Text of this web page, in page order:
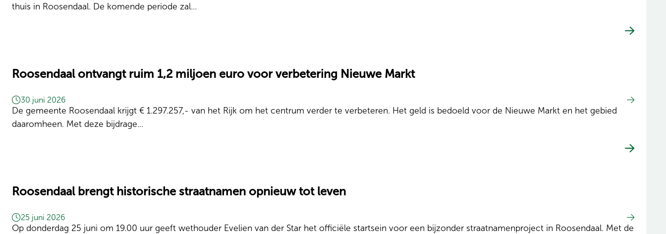
thuis in Roosendaal. De komende periode zal…
Roosendaal ontvangt ruim 1,2 miljoen euro voor verbetering Nieuwe Markt
30 juni 2026
De gemeente Roosendaal krijgt € 1.297.257,- van het Rijk om het centrum verder te verbeteren. Het geld is bedoeld voor de Nieuwe Markt en het gebied
daaromheen. Met deze bijdrage…
Roosendaal brengt historische straatnamen opnieuw tot leven
25 juni 2026
Op donderdag 25 juni om 19.00 uur geeft wethouder Evelien van der Star het officiële startsein voor een bijzonder straatnamenproject in Roosendaal. Met de